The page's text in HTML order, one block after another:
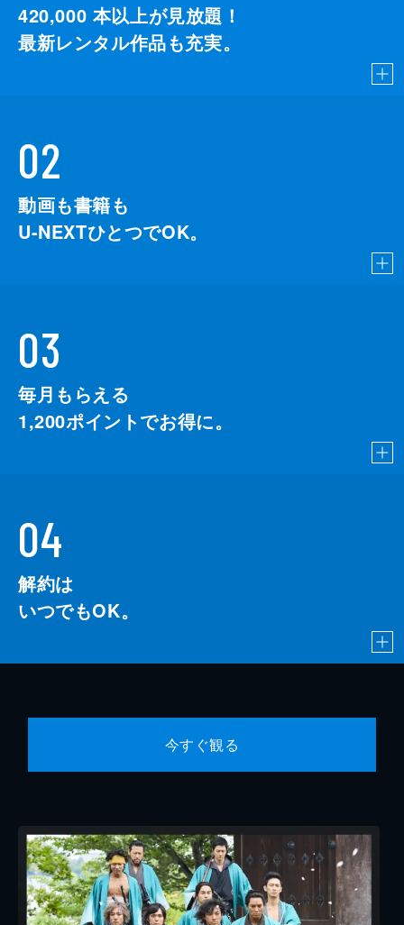
420,000 本以上が見放題！
最新レンタル作品も充実。
02
動画も書籍も
U-NEXTひとつでOK。
03
毎月もらえる
1,200ポイントでお得に。
04
解約は
いつでもOK。
今すぐ観る